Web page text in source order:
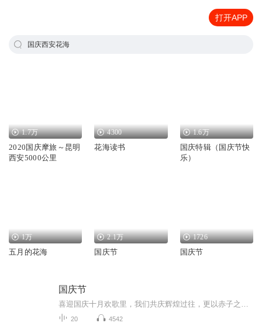
打开APP
国庆西安花海
1.7万
2020国庆摩旅～昆明
西安5000公里
4300
花海读书
1.6万
国庆特辑（国庆节快
乐）
1万
五月的花海
2.1万
国庆节
1726
国庆节
国庆节
20 4542